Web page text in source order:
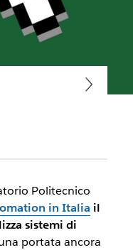
possono
e come adottarli.
Politecnico
in Italia il
sistemi di
portata ancora